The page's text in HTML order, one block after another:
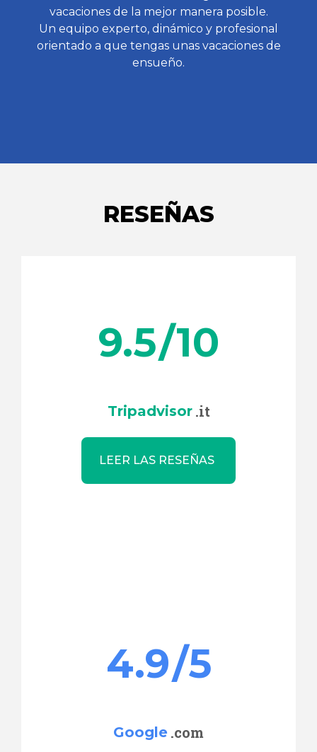
vacaciones de la mejor manera posible.
Un equipo experto, dinámico y profesional
orientado a que tengas unas vacaciones de
ensueño.
RESEÑAS
9.5/10
Tripadvisor .it
LEER LAS RESEÑAS
4.9/5
Google .com